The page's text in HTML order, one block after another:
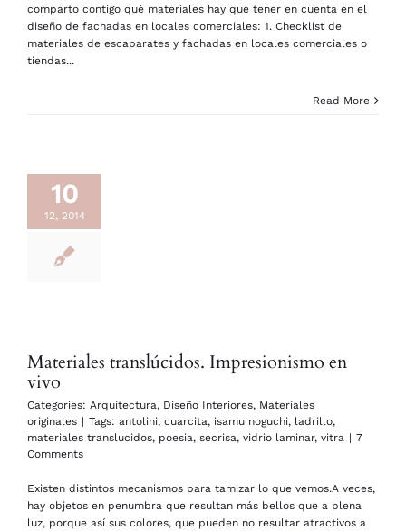
comparto contigo qué materiales hay que tener en cuenta en el
diseño de fachadas en locales comerciales: 1. Checklist de
materiales de escaparates y fachadas en locales comerciales o
tiendas...
Read More
10
12, 2014
Materiales translúcidos. Impresionismo en
vivo
Categories: Arquitectura, Diseño Interiores, Materiales
originales | Tags: antolini, cuarcita, isamu noguchi, ladrillo,
materiales translucidos, poesia, secrisa, vidrio laminar, vitra | 7
Comments
Existen distintos mecanismos para tamizar lo que vemos.A veces,
hay objetos en penumbra que resultan más bellos que a plena
luz, porque así sus colores, que pueden no resultar atractivos a